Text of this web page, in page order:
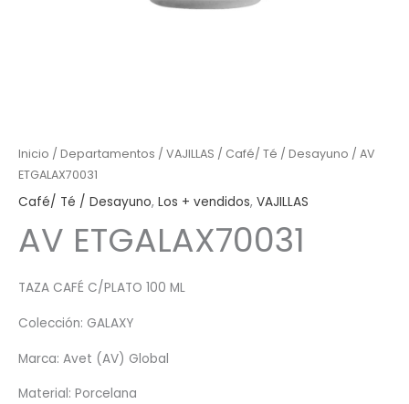
Inicio / Departamentos / VAJILLAS / Café/ Té / Desayuno / AV
ETGALAX70031
Café/ Té / Desayuno, Los + vendidos, VAJILLAS
AV ETGALAX70031
TAZA CAFÉ C/PLATO 100 ML
Colección: GALAXY
Marca: Avet (AV) Global
Material: Porcelana